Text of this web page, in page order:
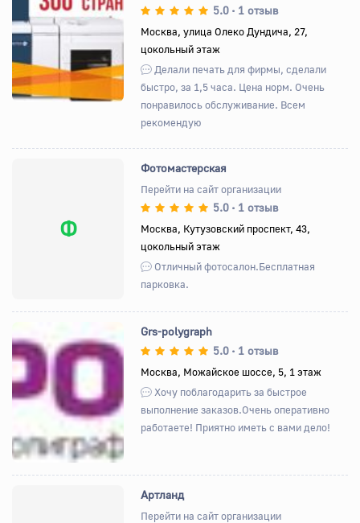
Назад Вперед
5.0 • 1 отзыв
Москва, улица Олеко Дундича, 27,
цокольный этаж
Делали печать для фирмы, сделали
быстро, за 1,5 часа. Цена норм. Очень
понравилось обслуживание. Всем
рекомендую
Ф
Фотомастерская
Перейти на сайт организации
5.0 • 1 отзыв
Москва, Кутузовский проспект, 43,
цокольный этаж
Отличный фотосалон.Бесплатная
парковка.
Назад Вперед
Grs-polygraph
5.0 • 1 отзыв
Москва, Можайское шоссе, 5, 1 этаж
Хочу поблагодарить за быстрое
выполнение заказов.Очень оперативно
работаете! Приятно иметь с вами дело!
Артланд
Перейти на сайт организации